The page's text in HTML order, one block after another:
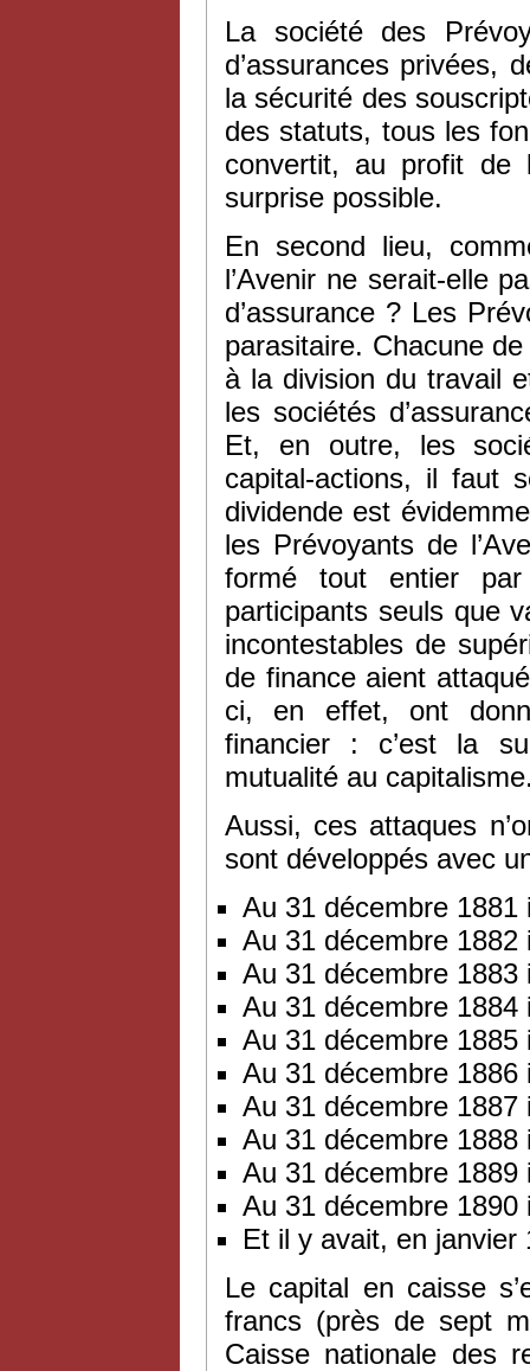
La société des
d’assurances privées,
la sécurité des
des statuts, tous les
convertit, au profit de
surprise possible.
En second lieu,
l’Avenir ne serait-elle
d’assurance ? Les
parasitaire. Chacune
à la division du travail
les sociétés
Et, en outre, les
capital-actions, il faut
dividende est
les Prévoyants de
formé tout entier par
participants seuls que
incontestables de
de finance aient
ci, en effet, ont
financier : c’est la
mutualité au
Aussi, ces attaques
sont développés avec
Au 31 décembre
Au 31 décembre
Au 31 décembre
Au 31 décembre
Au 31 décembre
Au 31 décembre
Au 31 décembre
Au 31 décembre
Au 31 décembre
Au 31 décembre
Et il y avait, en janvier
Le capital en caisse
francs (près de sept
Caisse nationale des